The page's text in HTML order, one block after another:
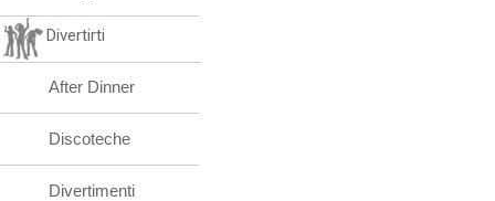
Divertirti
After Dinner
Discoteche
Divertimenti